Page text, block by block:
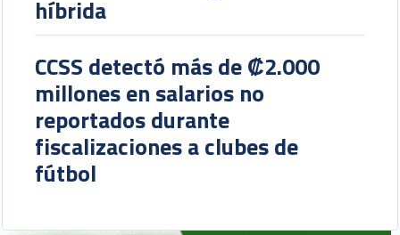
híbrida
CCSS detectó más de ₡2.000
millones en salarios no
reportados durante
fiscalizaciones a clubes de
fútbol